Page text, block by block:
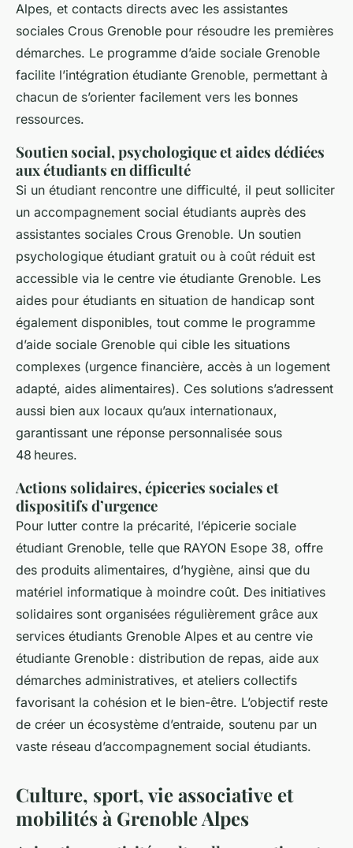
Alpes, et contacts directs avec les assistantes
sociales Crous Grenoble pour résoudre les premières
démarches. Le programme d’aide sociale Grenoble
facilite l’intégration étudiante Grenoble, permettant à
chacun de s’orienter facilement vers les bonnes
ressources.
Soutien social, psychologique et aides dédiées
aux étudiants en difficulté
Si un étudiant rencontre une difficulté, il peut solliciter
un accompagnement social étudiants auprès des
assistantes sociales Crous Grenoble. Un soutien
psychologique étudiant gratuit ou à coût réduit est
accessible via le centre vie étudiante Grenoble. Les
aides pour étudiants en situation de handicap sont
également disponibles, tout comme le programme
d’aide sociale Grenoble qui cible les situations
complexes (urgence financière, accès à un logement
adapté, aides alimentaires). Ces solutions s’adressent
aussi bien aux locaux qu’aux internationaux,
garantissant une réponse personnalisée sous
48 heures.
Actions solidaires, épiceries sociales et
dispositifs d’urgence
Pour lutter contre la précarité, l’épicerie sociale
étudiant Grenoble, telle que RAYON Esope 38, offre
des produits alimentaires, d’hygiène, ainsi que du
matériel informatique à moindre coût. Des initiatives
solidaires sont organisées régulièrement grâce aux
services étudiants Grenoble Alpes et au centre vie
étudiante Grenoble : distribution de repas, aide aux
démarches administratives, et ateliers collectifs
favorisant la cohésion et le bien-être. L’objectif reste
de créer un écosystème d’entraide, soutenu par un
vaste réseau d’accompagnement social étudiants.
Culture, sport, vie associative et
mobilités à Grenoble Alpes